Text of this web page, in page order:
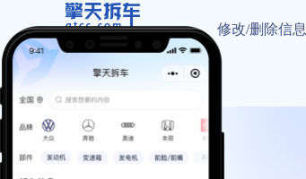
修改/删除信息